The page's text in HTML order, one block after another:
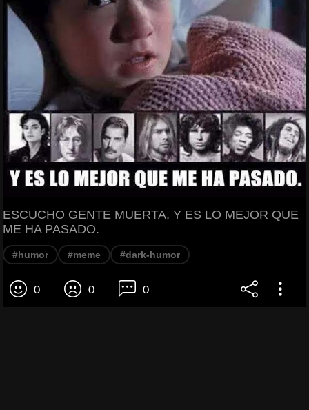
ESCUCHO GENTE MUERTA, Y ES LO MEJOR QUE
ME HA PASADO.
#humor #meme #dark-humor
0 0 0